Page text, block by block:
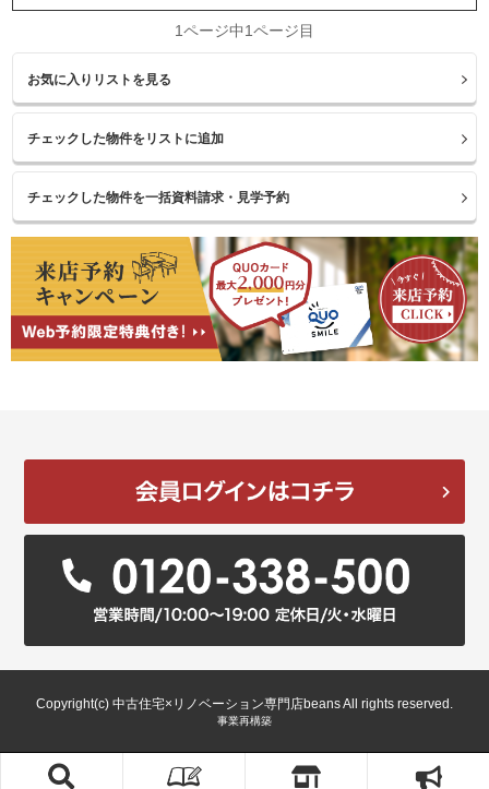
1ページ中1ページ目
お気に入りリストを見る
Copyright(c) 中古住宅×リノベーション専門店beans All rights reserved.
事業再構築